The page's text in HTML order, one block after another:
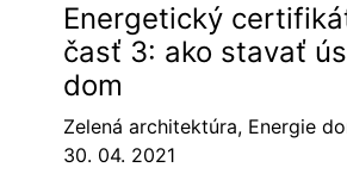
Energetický
časť 3: ako stavať
dom
Zelená architektúra, Energie
30. 04. 2021